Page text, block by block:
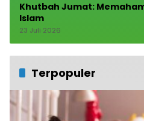
Khutbah Jumat:
Islam
23 Juli 2026
Terpopuler